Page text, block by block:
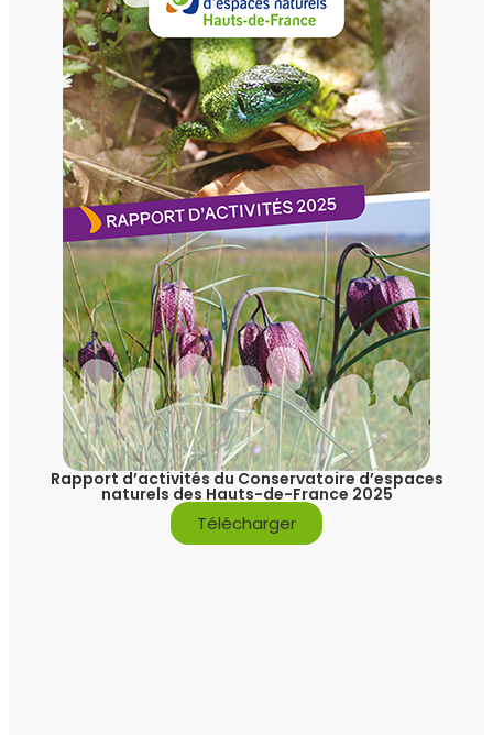
Rapport d’activités du Conservatoire d’espaces
naturels des Hauts-de-France 2025
Télécharger